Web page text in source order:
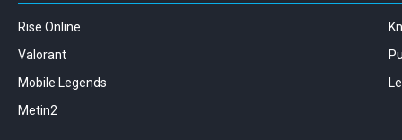
Rise Online
Valorant
Mobile Legends
Metin2